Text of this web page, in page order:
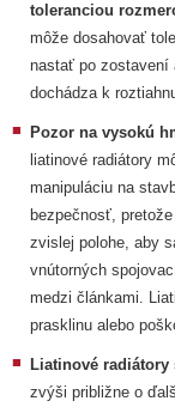
toleranciou
môže dosahovať
nastať po zostavení
dochádza k
Pozor na vysokú
liatinové radiátory
manipuláciu na
bezpečnosť,
zvislej polohe, aby
vnútorných
medzi článkami.
prasklinu alebo
Liatinové radiátory
zvýši približne o